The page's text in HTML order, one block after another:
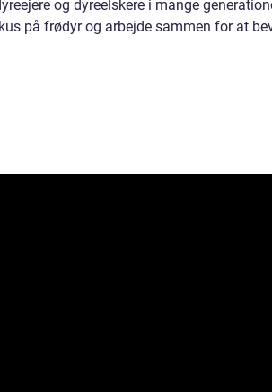
og dyreelskere i mange
på frødyr og arbejde sammen for at